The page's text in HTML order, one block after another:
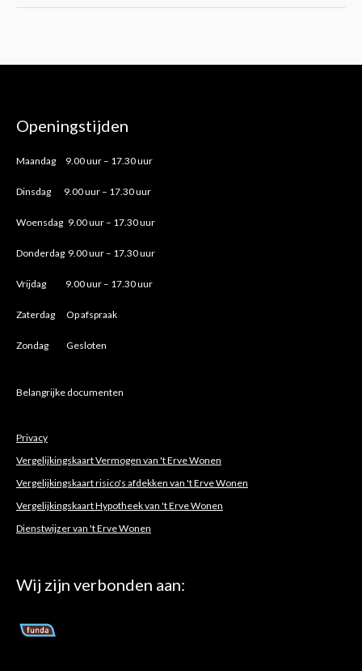
Openingstijden
Maandag 9.00 uur – 17.30 uur
Dinsdag 9.00 uur – 17.30 uur
Woensdag 9.00 uur – 17.30 uur
Donderdag 9.00 uur – 17.30 uur
Vrijdag 9.00 uur – 17.30 uur
Zaterdag Op afspraak
Zondag Gesloten
Belangrijke documenten
Privacy
Vergelijkingskaart Vermogen van 't Erve Wonen
Vergelijkingskaart risico's afdekken van 't Erve Wonen
Vergelijkingskaart Hypotheek van 't Erve Wonen
Dienstwijzer van 't Erve Wonen
Wij zijn verbonden aan: